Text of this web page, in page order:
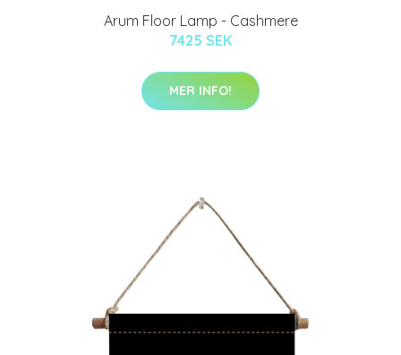
Arum Floor Lamp - Cashmere
7425 SEK
MER INFO!